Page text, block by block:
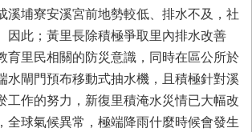
溪埔寮安溪宮前地勢較低、排水不及，社
因此；黃里長除積極爭取里內排水改善
育里民相關的防災意識，同時在區公所於
水閘門預布移動式抽水機，且積極針對溪
工作的努力，新復里積淹水災情已大幅改
全球氣候異常，極端降雨什麼時候會發生